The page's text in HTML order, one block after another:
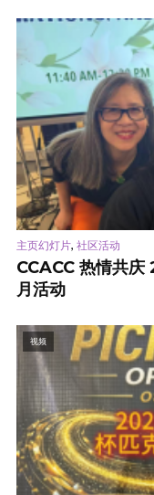
主页幻灯片, 社区活动
CCACC 热情共
月活动
视频